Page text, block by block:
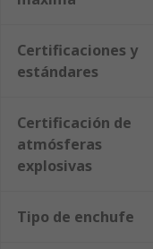
Certificaciones y
estándares
Certificación de
atmósferas
explosivas
Tipo de enchufe